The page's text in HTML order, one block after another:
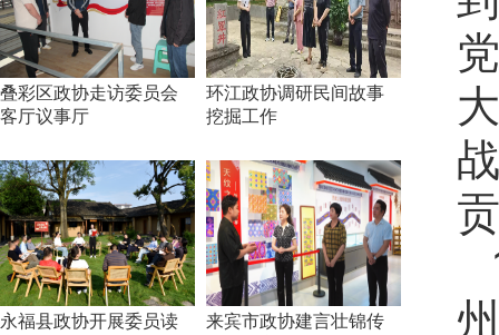
叠彩区政协走访委员会
客厅议事厅
环江政协调研民间故事
挖掘工作
永福县政协开展委员读
来宾市政协建言壮锦传